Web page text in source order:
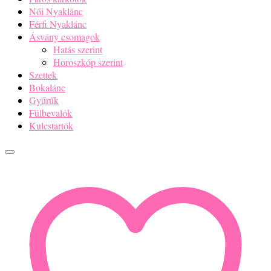
Női Nyaklánc
Férfi Nyaklánc
Ásvány csomagok
Hatás szerint
Horoszkóp szerint
Szettek
Bokalánc
Gyűrűk
Fülbevalók
Kulcstartók